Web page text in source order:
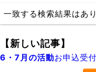
一致する検索結果はあ
【新しい記事】
6・7月の活動お申込受